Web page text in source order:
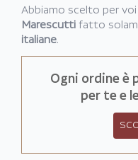
Abbiamo scelto per voi
Marescuttifatto
italiane.
Ogni ordine è
per te e